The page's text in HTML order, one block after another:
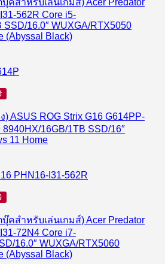
คสำหรับเล่นเกมส์) Acer Predator
562R Core i5-
SSD/16.0″ WUXGA/RTX5050
(Abyssal Black)
ASUS ROG Strix G16 G614PP-
16GB/1TB SSD/16″
11 Home
คสำหรับเล่นเกมส์) Acer Predator
72N4 Core i7-
16.0″ WUXGA/RTX5060
(Abyssal Black)